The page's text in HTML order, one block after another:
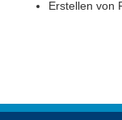
Erstellen von